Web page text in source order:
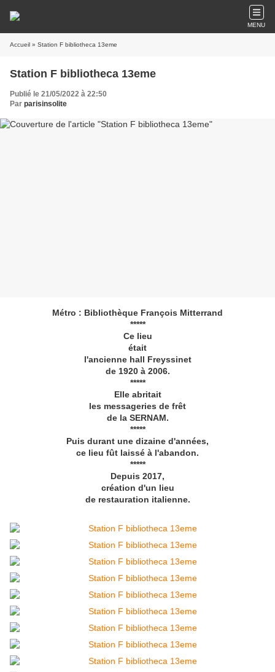
MENU
Accueil » Station F bibliotheca 13eme
Station F bibliotheca 13eme
Publié le 21/05/2022 à 22:50
Par parisinsolite
Métro : Bibliothèque François Mitterrand
*****
Ce lieu
était
l'ancienne hall Freyssinet
de 1920 à 2006.
*****
Elle abritait
les messageries de frêt
de la SERNAM.
*****
Puis durant une dizaine d'années,
ce lieu fût laissé à l'abandon.
*****
Depuis 2017,
création d'un lieu
de restauration italienne.